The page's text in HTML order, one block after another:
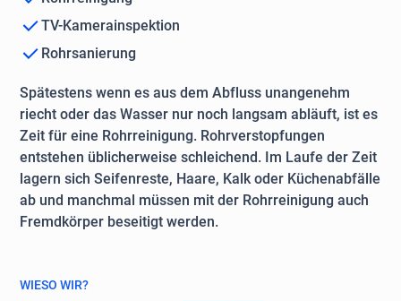
TV-Kamerainspektion
Rohrsanierung
Spätestens wenn es aus dem Abfluss unangenehm
riecht oder das Wasser nur noch langsam abläuft, ist es
Zeit für eine Rohrreinigung. Rohrverstopfungen
entstehen üblicherweise schleichend. Im Laufe der Zeit
lagern sich Seifenreste, Haare, Kalk oder Küchenabfälle
ab und manchmal müssen mit der Rohrreinigung auch
Fremdkörper beseitigt werden.
WIESO WIR?